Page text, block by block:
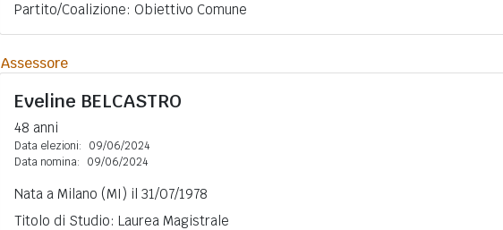
Partito/Coalizione: Obiettivo Comune
Assessore
Eveline BELCASTRO
48 anni
Data elezioni:
09/06/2024
Data nomina:
09/06/2024
Nata a Milano (MI) il 31/07/1978
Titolo di Studio: Laurea Magistrale